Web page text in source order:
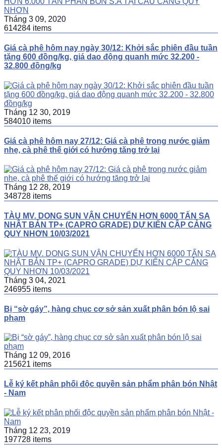
Tháng 3 09, 2020
614284 items
Giá cà phê hôm nay ngày 30/12: Khởi sắc phiên đầu tuần
tặng 600 đồng/kg, giá dao động quanh mức 32.200 -
32.800 đồng/kg
Tháng 12 30, 2019
584010 items
Giá cà phê hôm nay 27/12: Giá cà phê trong nước giảm
nhẹ, cà phê thế giới có hướng tăng trở lại
Tháng 12 28, 2019
348728 items
TÀU MV. DONG SUN VẬN CHUYỂN HƠN 6000 TẤN SA
NHẬT BẢN TP+ (CAPRO GRADE) DỰ KIẾN CẬP CẢNG
QUY NHƠN 10/03/2021
Tháng 3 04, 2021
246955 items
Bị “sờ gáy”, hàng chục cơ sở sản xuất phân bón lộ sai
phạm
Tháng 12 09, 2016
215621 items
Lễ ký kết phân phối độc quyền sản phẩm phân bón Nhật
- Nam
Tháng 12 23, 2019
197728 items